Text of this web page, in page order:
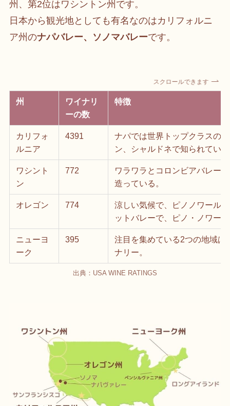
州、第2位はワシントン州です。
日本から観光地としても有名なのはカリフォルニ
ア州のナパバレー、ソノマバレーです。
スクロールできます
州
ワイナリ
ーの数
特徴
カリフォ
ルニア
4391
ナパでは世界トップクラスの
ン、シャルドネで知られてい
ワシント
ン
772
ワラワラとコロンビアバレー
造っている。
オレゴン 774
涼しい気候で、ピノノワール
ットバレーで、ピノ・ノワー
ニューヨ
ーク
395
注目を集めている2つの地域は
ナリー。
出典：USA WINE RATINGS